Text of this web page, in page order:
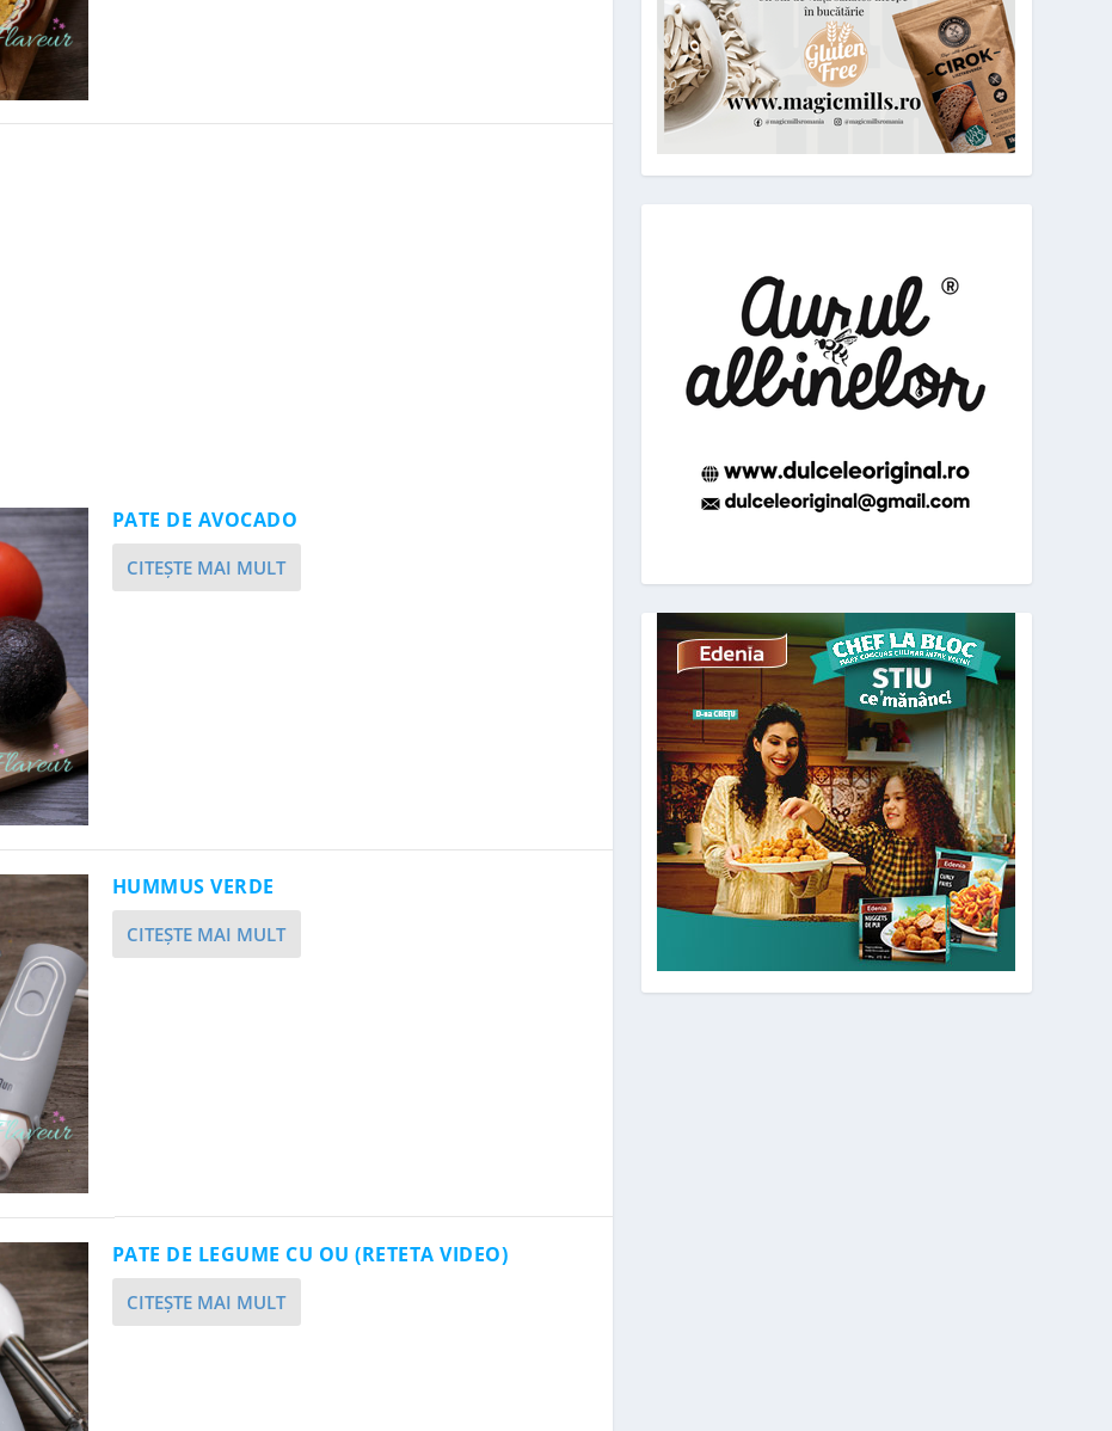
PATE DE AVOCADO
CITEŞTE MAI MULT
HUMMUS VERDE
CITEŞTE MAI MULT
PATE DE LEGUME CU OU (RETETA VIDEO)
CITEŞTE MAI MULT